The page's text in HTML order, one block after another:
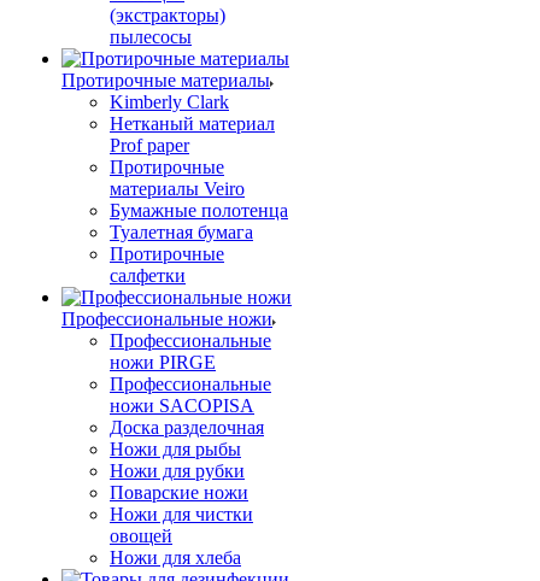
(экстракторы)
пылесосы
Протирочные материалы
Kimberly Clark
Нетканый материал
Prof paper
Протирочные
материалы Veiro
Бумажные полотенца
Туалетная бумага
Протирочные
салфетки
Профессиональные ножи
Профессиональные
ножи PIRGE
Профессиональные
ножи SACOPISA
Доска разделочная
Ножи для рыбы
Ножи для рубки
Поварские ножи
Ножи для чистки
овощей
Ножи для хлеба